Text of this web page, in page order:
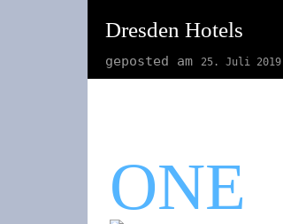
Dresden Hotels
geposted am 25. Juli
ONE